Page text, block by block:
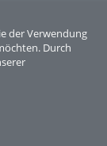
der Verwendung
Durch
Sperber